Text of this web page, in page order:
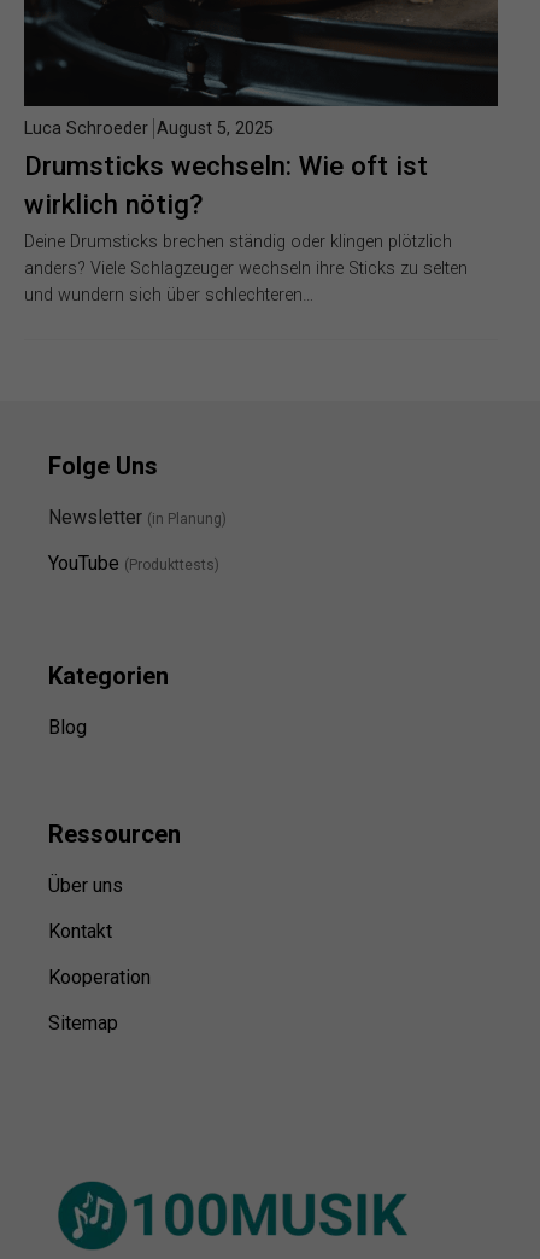
Drumsticks wechseln: Wie oft ist
wirklich nötig?
Luca Schroeder August 5, 2025
Deine Drumsticks brechen ständig oder klingen plötzlich
anders? Viele Schlagzeuger wechseln ihre Sticks zu selten
und wundern sich über schlechteren…
Folge Uns
Newsletter (in Planung)
YouTube (Produkttests)
Kategorien
Blog
Ressourcen
Über uns
Kontakt
Kooperation
Sitemap